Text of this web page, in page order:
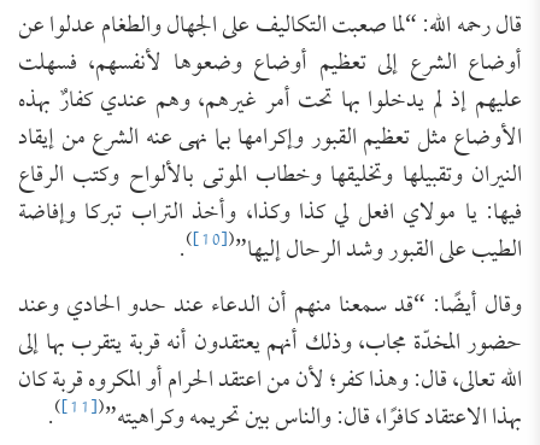
قال رحمه الله: “لما صعبت التكاليف على الجهال والطغام عدلوا عن
أوضاع الشرع إلى تعظيم أوضاع وضعوها لأنفسهم، فسهلت
عليهم إذ لم يدخلوا بها تحت أمر غيرهم، وهم عندي كفارٌ بهذه
الأوضاع مثل تعظيم القبور وإكرامها بما نهى عنه الشرع من إيقاد
النيران وتقبيلها وتخليقها وخطاب الموتى بالألواح وكتب الرقاع
فيها: يا مولاي افعل لي كذا وكذا، وأخذ التراب تبركا وإفاضة
الطيب على القبور وشد الرحال إليها”(
[10]
)
.
وقال أيضًا: “قد سمعنا منهم أن الدعاء عند حدو الحادي وعند
حضور المخدّة مجاب، وذلك أنهم يعتقدون أنه قربة يتقرب بها إلى
الله تعالى، قال: وهذا كفر؛ لأن من اعتقد الحرام أو المكروه قربة كان
بهذا الاعتقاد كافرًا، قال: والناس بين تحريمه وكراهيته”(
[11]
)
.